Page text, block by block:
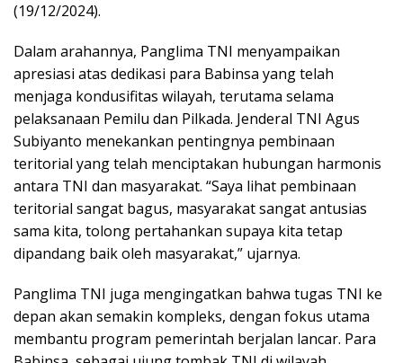
(19/12/2024).
Dalam arahannya, Panglima TNI menyampaikan
apresiasi atas dedikasi para Babinsa yang telah
menjaga kondusifitas wilayah, terutama selama
pelaksanaan Pemilu dan Pilkada. Jenderal TNI Agus
Subiyanto menekankan pentingnya pembinaan
teritorial yang telah menciptakan hubungan harmonis
antara TNI dan masyarakat. “Saya lihat pembinaan
teritorial sangat bagus, masyarakat sangat antusias
sama kita, tolong pertahankan supaya kita tetap
dipandang baik oleh masyarakat,” ujarnya.
Panglima TNI juga mengingatkan bahwa tugas TNI ke
depan akan semakin kompleks, dengan fokus utama
membantu program pemerintah berjalan lancar. Para